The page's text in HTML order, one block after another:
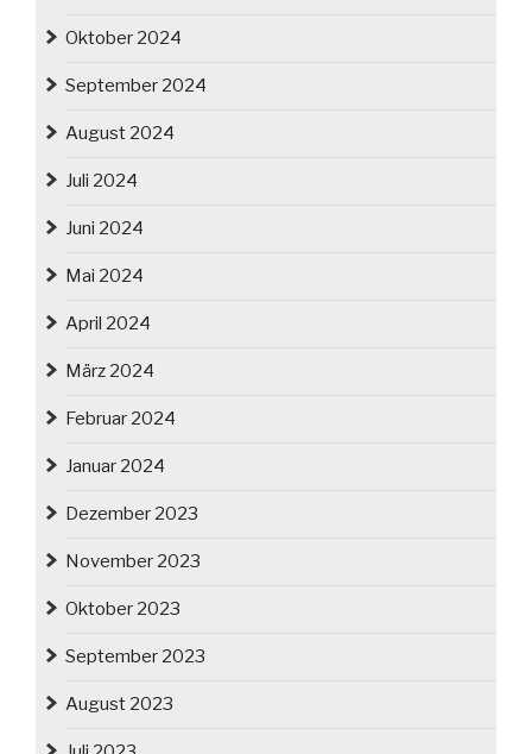
Oktober 2024
September 2024
August 2024
Juli 2024
Juni 2024
Mai 2024
April 2024
März 2024
Februar 2024
Januar 2024
Dezember 2023
November 2023
Oktober 2023
September 2023
August 2023